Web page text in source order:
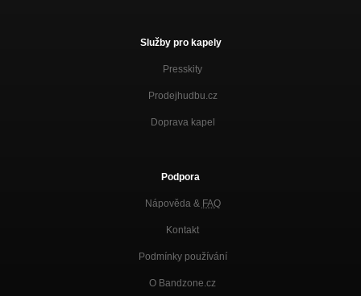
Služby pro kapely
Presskity
Prodejhudbu.cz
Doprava kapel
Podpora
Nápověda & FAQ
Kontakt
Podmínky používání
O Bandzone.cz